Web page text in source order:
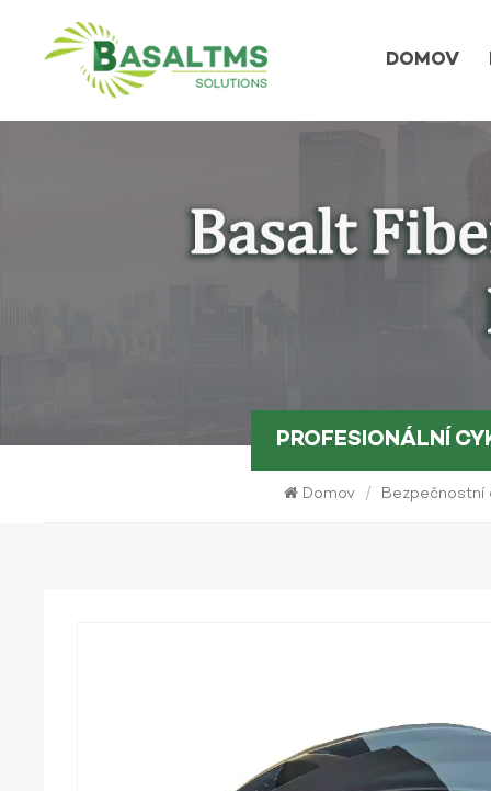
DOMOV
PROFESIONÁLNÍ
Domov / Bezpečnostní